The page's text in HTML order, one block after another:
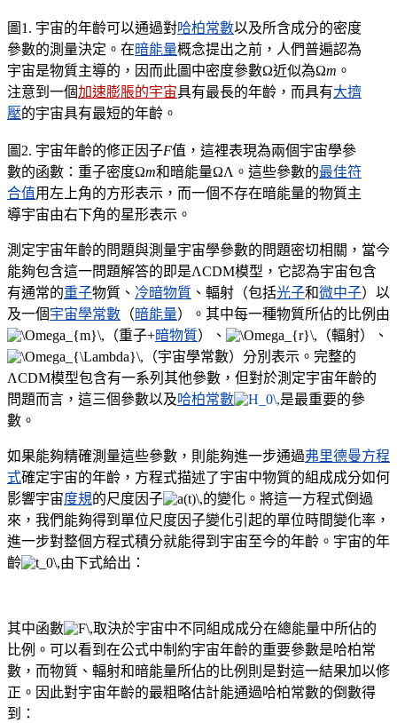
圖1. 宇宙的年齡可以通過對哈柏常數以及所含成分的密度
參數的測量決定。在暗能量概念提出之前，人們普遍認為
宇宙是物質主導的，因而此圖中密度參數Ω近似為Ωm 。
注意到一個加速膨脹的宇宙具有最長的年齡，而具有大擠
壓的宇宙具有最短的年齡。
圖2. 宇宙年齡的修正因子F值，這裡表現為兩個宇宙學參
數的函數：重子密度Ωm和暗能量ΩΛ 。這些參數的最佳符
合值用左上角的方形表示，而一個不存在暗能量的物質主
導宇宙由右下角的星形表示。
測定宇宙年齡的問題與測量宇宙學參數的問題密切相關，當今
能夠包含這一問題解答的即是ΛCDM模型，它認為宇宙包含
有通常的重子物質、 冷暗物質 、輻射（包括光子和微中子）以
及一個宇宙學常數 （暗能量）。其中每一種物質所佔的比例由
（重子+暗物質）、
（輻射）、
（宇宙學常數）分別表示。完整的
ΛCDM模型包含有一系列其他參數，但對於測定宇宙年齡的
問題而言，這三個參數以及哈柏常數
是最重要的參
數。
如果能夠精確測量這些參數，則能夠進一步通過弗里德曼方程
式確定宇宙的年齡，方程式描述了宇宙中物質的組成成分如何
影響宇宙度規的尺度因子
的變化。將這一方程式倒過
來，我們能夠得到單位尺度因子變化引起的單位時間變化率，
進一步對整個方程式積分就能得到宇宙至今的年齡。宇宙的年
齡
由下式給出：
其中函數
取決於宇宙中不同組成成分在總能量中所佔的
比例。可以看到在公式中制約宇宙年齡的重要參數是哈柏常
數，而物質、輻射和暗能量所佔的比例則是對這一結果加以修
正。因此對宇宙年齡的最粗略估計能通過哈柏常數的倒數得
到：